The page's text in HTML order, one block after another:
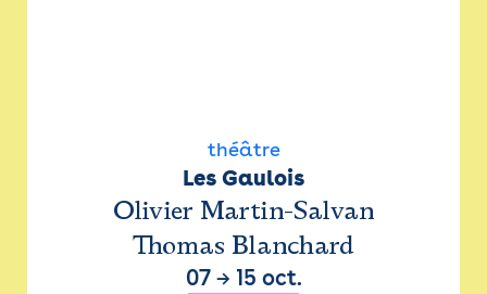
théâtre
Les Gaulois
Olivier Martin-Salvan
Thomas Blanchard
07→ 15 oct.